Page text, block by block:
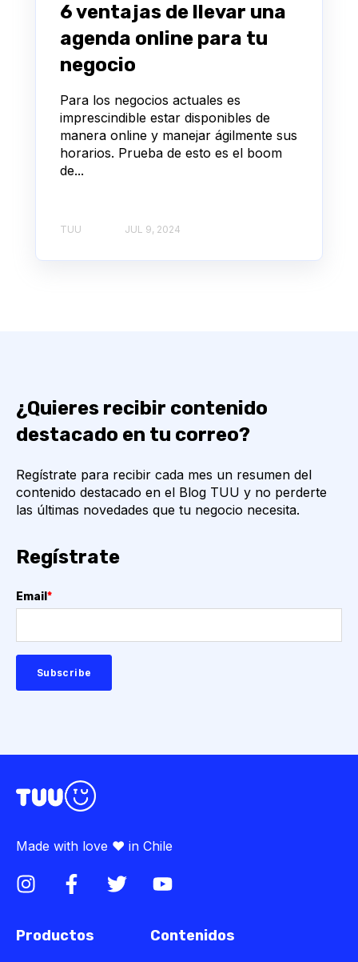
6 ventajas de llevar una
agenda online para tu
negocio
Para los negocios actuales es
imprescindible estar disponibles de
manera online y manejar ágilmente sus
horarios. Prueba de esto es el boom
de...
TUU JUL 9, 2024
¿Quieres recibir contenido
destacado en tu correo?
Regístrate para recibir cada mes un resumen del
contenido destacado en el Blog TUU y no perderte
las últimas novedades que tu negocio necesita.
Regístrate
Email *
Made with love ♥ in Chile
Productos Contenidos